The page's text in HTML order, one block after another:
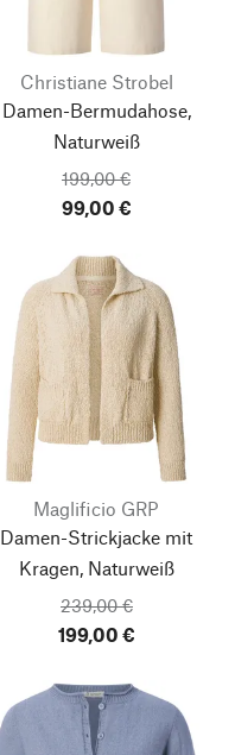
Christiane Strobel
Damen-Bermudahose,
Naturweiß
199,00 €
99,00 €
Maglificio GRP
Damen-Strickjacke mit
Kragen, Naturweiß
239,00 €
199,00 €